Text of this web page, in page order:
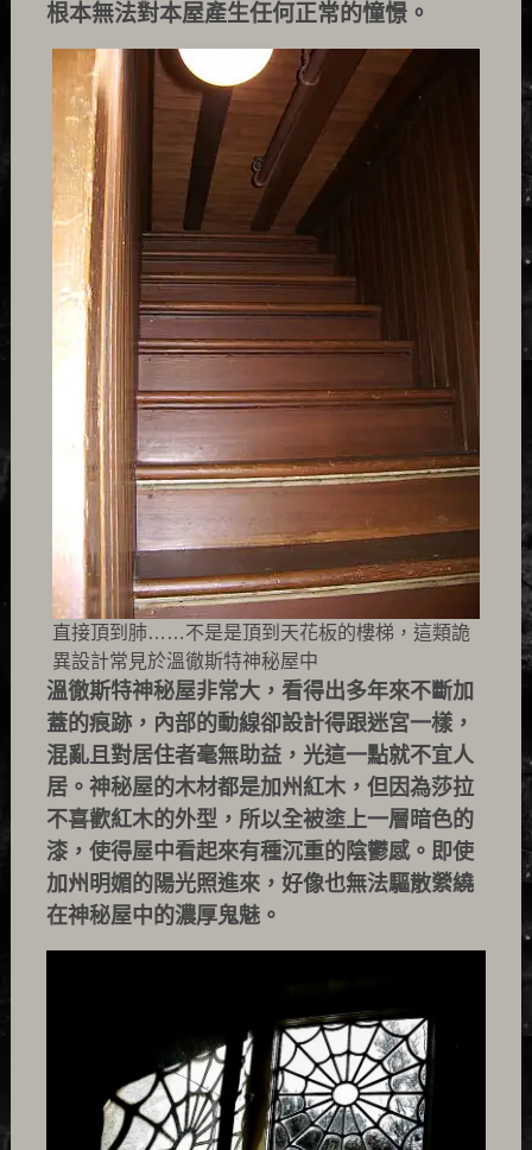
根本無法對本屋產生任何正常的憧憬。
直接頂到肺……不是是頂到天花板的樓梯，這類詭
異設計常見於溫徹斯特神秘屋中
溫徹斯特神秘屋非常大，看得出多年來不斷加
蓋的痕跡，內部的動線卻設計得跟迷宮一樣，
混亂且對居住者毫無助益，光這一點就不宜人
居。神秘屋的木材都是加州紅木，但因為莎拉
不喜歡紅木的外型，所以全被塗上一層暗色的
漆，使得屋中看起來有種沉重的陰鬱感。即使
加州明媚的陽光照進來，好像也無法驅散縈繞
在神秘屋中的濃厚鬼魅。